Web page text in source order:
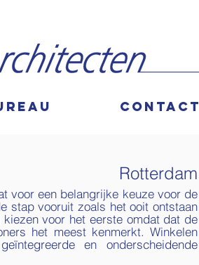
contact
Rotterdam
voor een belangrijke keuze voor de
stap vooruit zoals het ooit ontstaan
voor het eerste omdat dat de
het meest kenmerkt. Winkelen
en onderscheidende